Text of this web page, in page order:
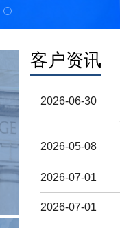
客户资讯
2026-06-30
2026-05-08
2026-07-01
2026-07-01